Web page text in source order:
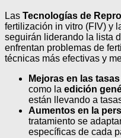
Las Tecnologías de
fertilización in vitro (FIV) y
seguirán liderando la lista
enfrentan problemas de
técnicas más efectivas y
Mejoras en las
como la edición
están llevando a
Aumentos en la
tratamiento se
específicas de cada